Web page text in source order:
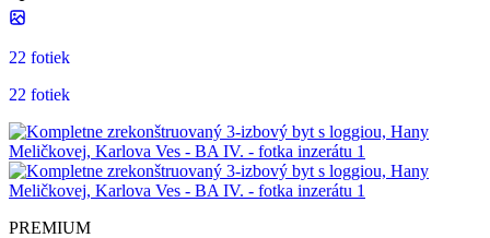
22 fotiek
22 fotiek
PREMIUM